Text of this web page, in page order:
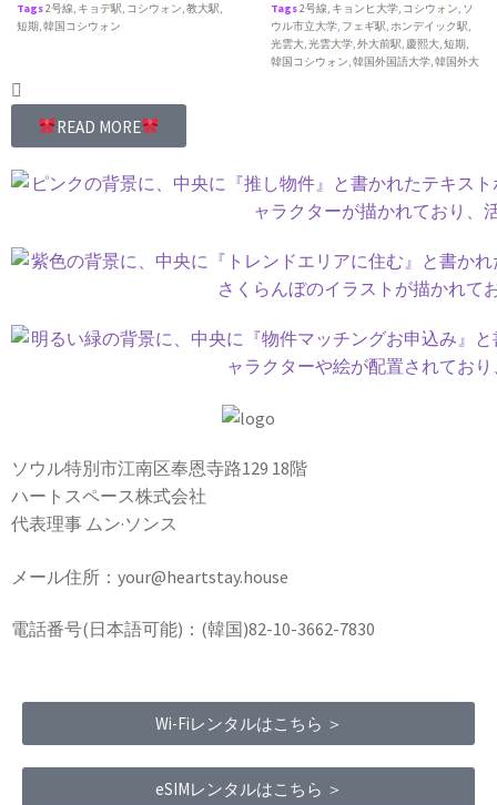
Tags2号線, キョデ駅, コシウォン,教大駅,
短期,韓国コシウォン
Tags2号線, キョンヒ大学, コシウォン, ソ
ウル市立大学, フェギ駅,ホンデイック駅,
光雲大,光雲大学,外大前駅, 慶熙大,短期,
韓国コシウォン,韓国外国語大学,韓国外大
READ MORE
ソウル特別市江南区奉恩寺路129 18階
ハートスペース株式会社
代表理事 ムン·ソンス
メール住所：your@heartstay.house
電話番号(日本語可能)：(韓国)82-10-3662-7830
Wi-Fiレンタルはこちら ＞
eSIMレンタルはこちら ＞